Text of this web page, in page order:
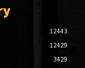
12443
12429
3429